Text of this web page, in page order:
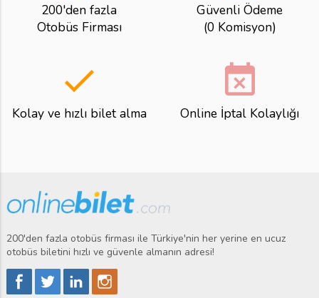
200'den fazla
Otobüs Firması
Güvenli Ödeme
(0 Komisyon)
done
Kolay ve hızlı bilet alma
event_busy
Online İptal Kolaylığı
200'den fazla otobüs firması ile Türkiye'nin her yerine en ucuz
otobüs biletini hızlı ve güvenle almanın adresi!